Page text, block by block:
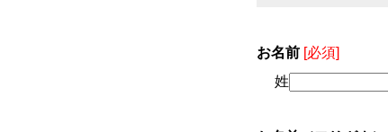
お名前 [必須]
姓